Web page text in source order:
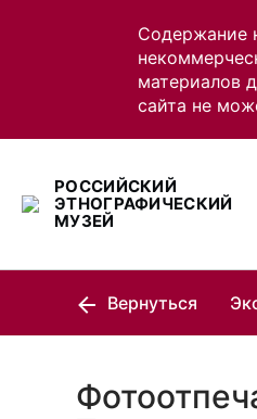
Содержание
материалов
сайта не
РОССИЙСКИЙ
ЭТНОГРАФИЧЕСКИЙ
МУЗЕЙ
Вернуться